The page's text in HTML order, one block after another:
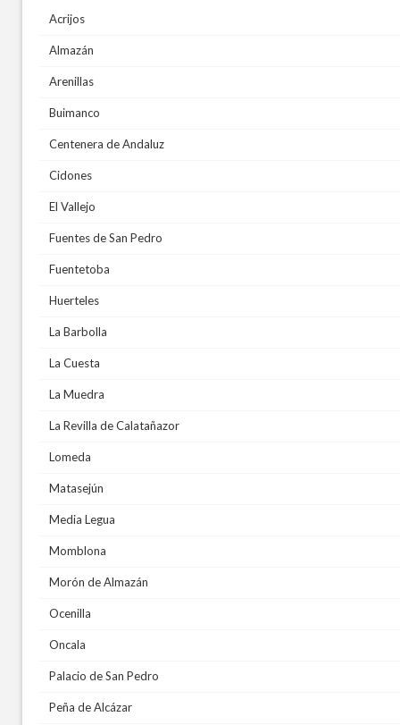
Acrijos
Almazán
Arenillas
Buimanco
Centenera de Andaluz
Cidones
El Vallejo
Fuentes de San Pedro
Fuentetoba
Huerteles
La Barbolla
La Cuesta
La Muedra
La Revilla de Calatañazor
Lomeda
Matasejún
Media Legua
Momblona
Morón de Almazán
Ocenilla
Oncala
Palacio de San Pedro
Peña de Alcázar